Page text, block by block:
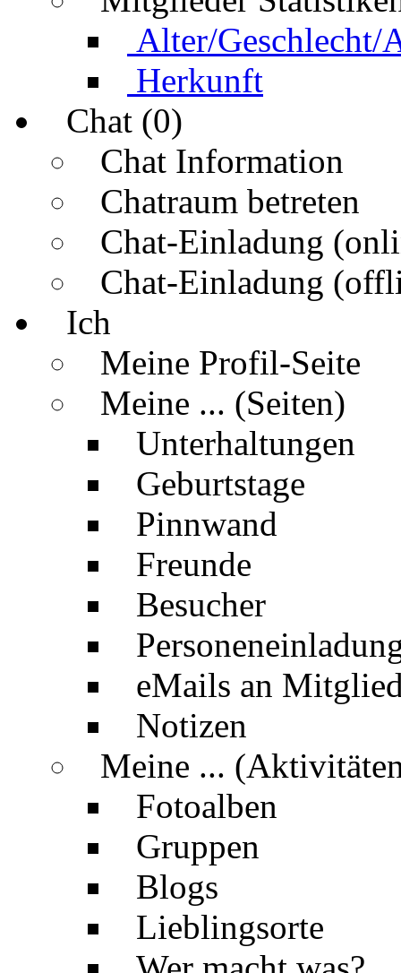
Alter/Geschlecht/
Herkunft
Chat (0)
Chat Information
Chatraum betreten
Chat-Einladung
Chat-Einladung
Ich
Meine Profil-Seite
Meine ... (Seiten)
Unterhaltungen
Geburtstage
Pinnwand
Freunde
Besucher
eMails an
Notizen
Meine ...
Fotoalben
Gruppen
Blogs
Lieblingsorte